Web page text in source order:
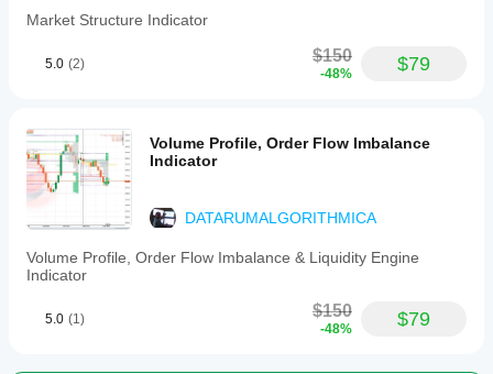
offers
info
signals,
pattern
scores,
and
metrics.
indicator
uses
confluence
Market Structure Indicator
5.0 (2) $150
-48% $79
Volume Profile, Order Flow Imbalance
Indicator
DATARUMALGORITHMICA
Volume Profile, Order Flow Imbalance & Liquidity Engine
Indicator
5.0 (1) $150
-48% $79